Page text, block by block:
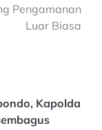
Pengamanan
Luar Biasa
Kapolda